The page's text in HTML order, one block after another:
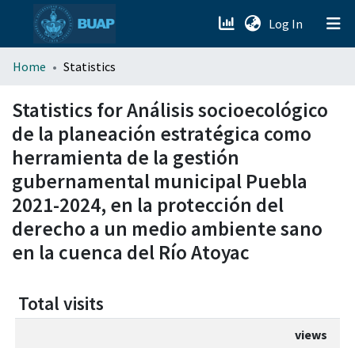
Log In (current)
menu.section.about_menu
All of DSpace
Home Statistics
Statistics for Análisis socioecológico
de la planeación estratégica como
herramienta de la gestión
gubernamental municipal Puebla
2021-2024, en la protección del
derecho a un medio ambiente sano
en la cuenca del Río Atoyac
Total visits
views